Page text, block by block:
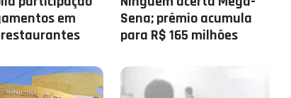
em
restaurantes
Sena; prêmio acumula
para R$ 165 milhões